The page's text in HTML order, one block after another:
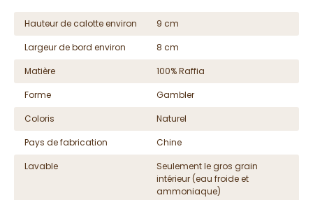
Hauteur de calotte environ
9 cm
Largeur de bord environ
8 cm
Matière
100% Raffia
Forme
Gambler
Coloris
Naturel
Pays de fabrication
Chine
Lavable
Seulement le gros grain
intérieur (eau froide et
ammoniaque)